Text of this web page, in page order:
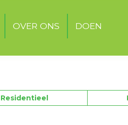
OVER ONS DOEN
Residentieel